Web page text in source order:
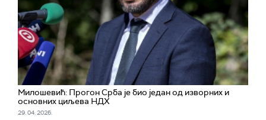
Милошевић: Прогон Срба је био један од изворних и
основних циљева НДХ
29. 04. 2026.